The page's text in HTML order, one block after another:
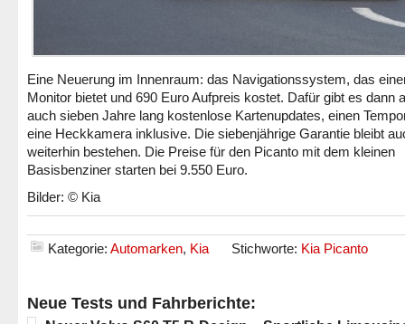
Eine Neuerung im Innenraum: das Navigationssystem, das
Monitor bietet und 690 Euro Aufpreis kostet. Dafür gibt es dann
auch sieben Jahre lang kostenlose Kartenupdates, einen
eine Heckkamera inklusive. Die siebenjährige Garantie bleibt
weiterhin bestehen. Die Preise für den Picanto mit dem kleinen
Basisbenziner starten bei 9.550 Euro.
Bilder: © Kia
Kategorie: Automarken, Kia Stichworte: Kia Picanto
Neue Tests und Fahrberichte: